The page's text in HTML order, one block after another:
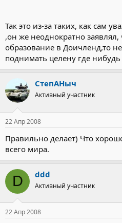
Так это из-за таких, как сам
,он же неоднократно
образование в Доичленд,то
поднимать целену где
СтепАНыч
Активный участник
22 Апр 2008
Правильно делает) Что
всего мира.
D ddd
Активный участник
22 Апр 2008